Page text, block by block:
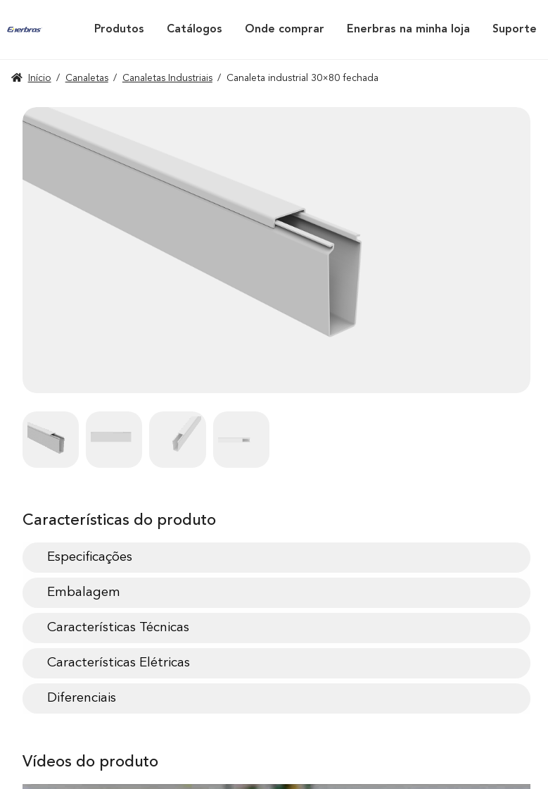
Produtos Catálogos Onde comprar Enerbras na minha loja Suporte
Início / Canaletas / Canaletas Industriais / Canaleta industrial 30×80 fechada
Características do produto
Especificações
Embalagem
Características Técnicas
Características Elétricas
Diferenciais
Vídeos do produto